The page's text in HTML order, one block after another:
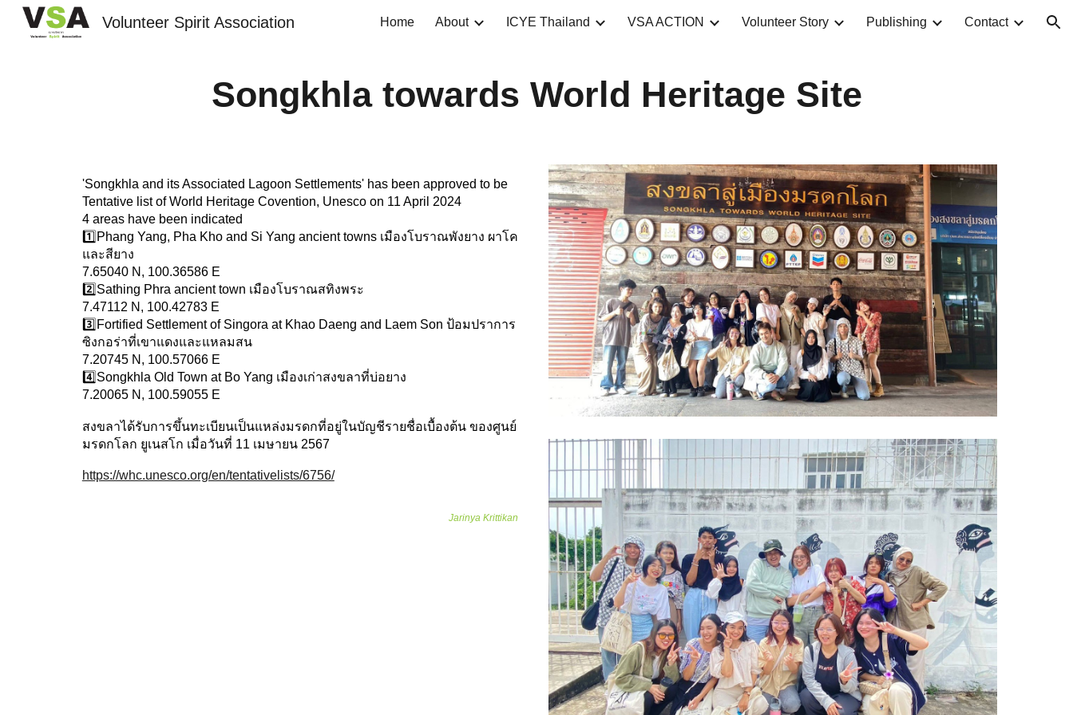
Skip to main content Skip to navigation
Volunteer Spirit Association Home About ICYE Thailand VSA ACTION Volunteer Story Publishing Contact
Songkhla towards World Heritage Site
'Songkhla and its Associated Lagoon Settlements' has been approved to be
Tentative list of World Heritage Covention, Unesco on 11 April 2024
4 areas have been indicated
1️⃣Phang Yang, Pha Kho and Si Yang ancient towns เมืองโบราณพังยาง ผาโค
และสียาง
7.65040 N, 100.36586 E
2️⃣Sathing Phra ancient town เมืองโบราณสทิงพระ
7.47112 N, 100.42783 E
3️⃣Fortified Settlement of Singora at Khao Daeng and Laem Son ป้อมปราการ
ซิงกอร่าที่เขาแดงและแหลมสน
7.20745 N, 100.57066 E
4️⃣Songkhla Old Town at Bo Yang เมืองเก่าสงขลาที่บ่อยาง
7.20065 N, 100.59055 E
สงขลาได้รับการขึ้นทะเบียนเป็นแหล่งมรดกที่อยู่ในบัญชีรายชื่อเบื้องต้น ของศูนย์
มรดกโลก ยูเนสโก เมื่อวันที่ 11 เมษายน 2567
https://whc.unesco.org/en/tentativelists/6756/
Jarinya Krittikan